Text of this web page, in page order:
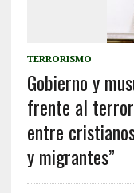
TERRORISMO
Gobierno y
frente al
entre
y migrantes”